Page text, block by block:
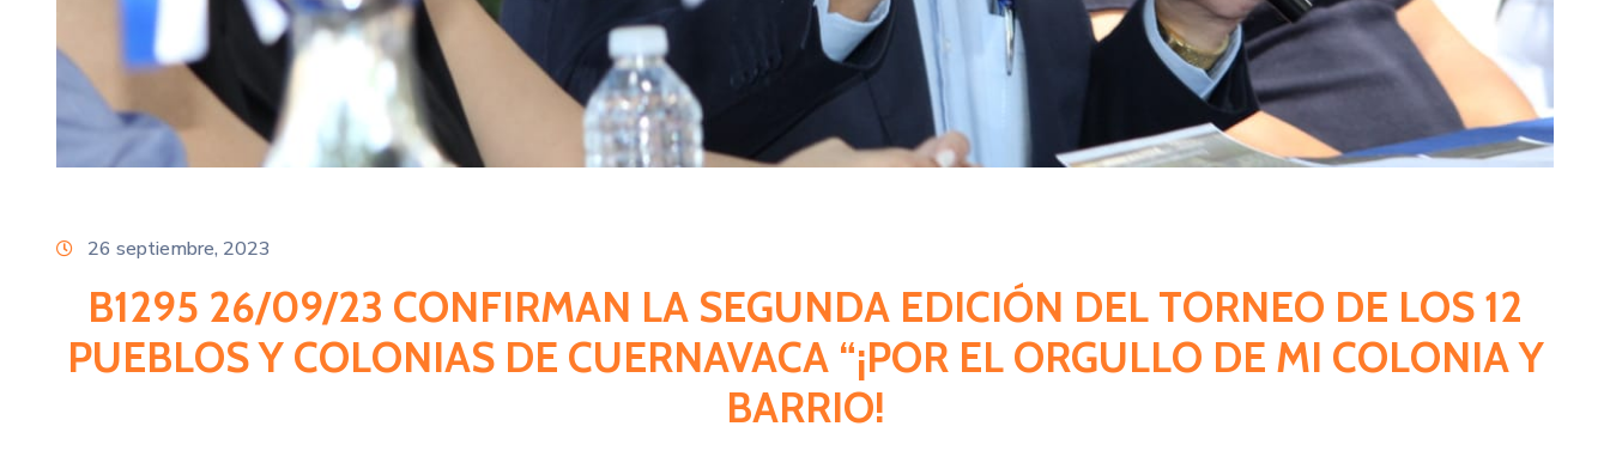
26 septiembre, 2023
B1295 26/09/23 CONFIRMAN LA SEGUNDA EDICIÓN DEL TORNEO DE LOS 12
PUEBLOS Y COLONIAS DE CUERNAVACA “¡POR EL ORGULLO DE MI COLONIA Y
BARRIO!